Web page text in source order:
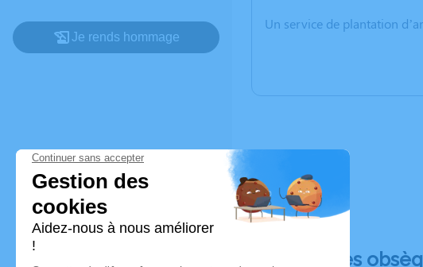
Je rends hommage
Un service de plantation
Déroulé des